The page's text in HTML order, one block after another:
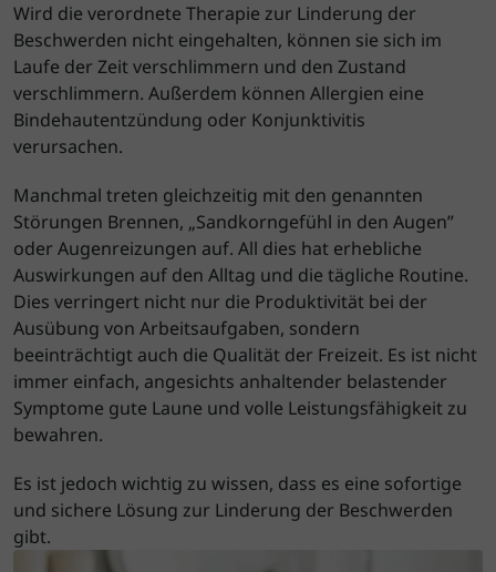
Wird die verordnete Therapie zur Linderung der
Beschwerden nicht eingehalten, können sie sich im
Laufe der Zeit verschlimmern und den Zustand
verschlimmern. Außerdem können Allergien eine
Bindehautentzündung oder Konjunktivitis
verursachen.
Manchmal treten gleichzeitig mit den genannten
Störungen Brennen, „Sandkorngefühl in den Augen”
oder Augenreizungen auf. All dies hat erhebliche
Auswirkungen auf den Alltag und die tägliche Routine.
Dies verringert nicht nur die Produktivität bei der
Ausübung von Arbeitsaufgaben, sondern
beeinträchtigt auch die Qualität der Freizeit. Es ist nicht
immer einfach, angesichts anhaltender belastender
Symptome gute Laune und volle Leistungsfähigkeit zu
bewahren.
Es ist jedoch wichtig zu wissen, dass es eine sofortige
und sichere Lösung zur Linderung der Beschwerden
gibt.